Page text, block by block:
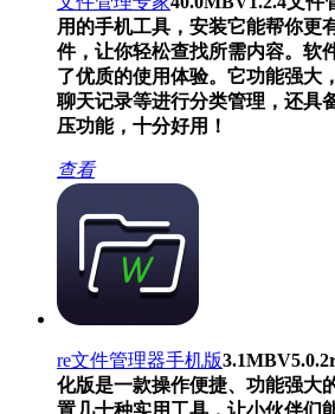
用的手机工具，安装它能帮你更
件，让你轻松查找所需内容。软
了优质的使用体验。它功能强大
聊天记录等进行分类管理，还具
压功能，十分好用！
查看
re文件管理器手机版3.1MBV5.0.2
化版是一款操作便捷、功能强大
置几十种实用工具，让小伙伴们